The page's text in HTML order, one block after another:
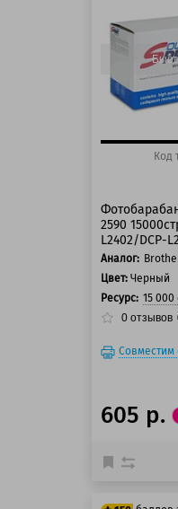
150 баллов
Код
2590
L2402/DCP-
Аналог:
Цвет: Черный
Ресурс: 15
0 отзывов
Совместим
605 р.